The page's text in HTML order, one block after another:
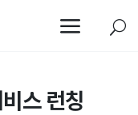
a U
스 런칭